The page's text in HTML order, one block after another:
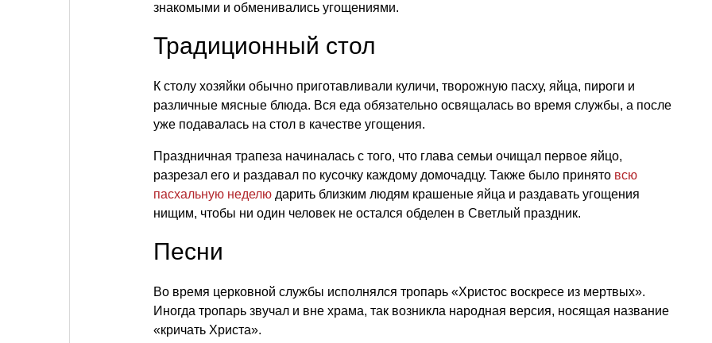
знакомыми и обменивались угощениями.
Традиционный стол
К столу хозяйки обычно приготавливали куличи, творожную пасху, яйца, пироги и
различные мясные блюда. Вся еда обязательно освящалась во время службы, а после
уже подавалась на стол в качестве угощения.
Праздничная трапеза начиналась с того, что глава семьи очищал первое яйцо,
разрезал его и раздавал по кусочку каждому домочадцу. Также было принято всю
пасхальную неделю дарить близким людям крашеные яйца и раздавать угощения
нищим, чтобы ни один человек не остался обделен в Светлый праздник.
Песни
Во время церковной службы исполнялся тропарь «Христос воскресе из мертвых».
Иногда тропарь звучал и вне храма, так возникла народная версия, носящая название
«кричать Христа».